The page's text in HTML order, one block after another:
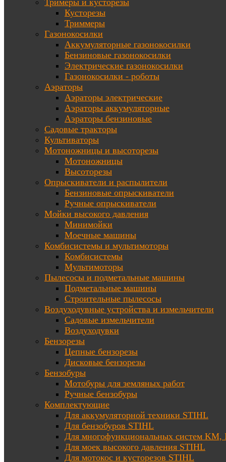
Тримеры и кусторезы
Кусторезы
Триммеры
Газонокосилки
Аккумуляторные газонокосилки
Бензиновые газонокосилки
Электрические газонокосилки
Газонокосилки - роботы
Аэраторы
Аэраторы электрические
Аэраторы аккумуляторные
Аэраторы бензиновые
Садовые тракторы
Культиваторы
Мотоножницы и высоторезы
Мотоножницы
Высоторезы
Опрыскиватели и распылители
Бензиновые опрыскиватели
Ручные опрыскиватели
Мойки высокого давления
Минимойки
Моечные машины
Комбисистемы и мультимоторы
Комбисистемы
Мультимоторы
Пылесосы и подметальные машины
Подметальные машины
Строительные пылесосы
Воздуходувные устройства и измельчители
Садовые измельчители
Воздуходувки
Бензорезы
Цепные бензорезы
Дисковые бензорезы
Бензобуры
Мотобуры для земляных работ
Ручные бензобуры
Комплектующие
Для аккумуляторной техники STIHL
Для бензобуров STIHL
Для многофункциональных систем KM,
Для моек высокого давления STIHL
Для мотокос и кусторезов STIHL